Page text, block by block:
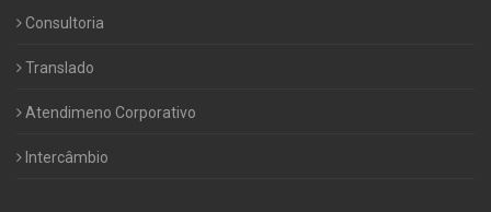
Consultoria
Translado
Atendimeno Corporativo
Intercâmbio